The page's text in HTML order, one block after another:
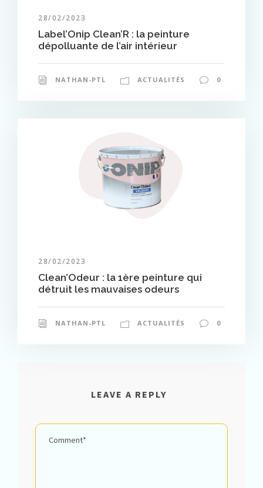
28/02/2023
Label’Onip Clean’R : la peinture
dépolluante de l’air intérieur
NATHAN-PTL ACTUALITÉS 0
28/02/2023
Clean’Odeur : la 1ère peinture qui
détruit les mauvaises odeurs
NATHAN-PTL ACTUALITÉS 0
LEAVE A REPLY